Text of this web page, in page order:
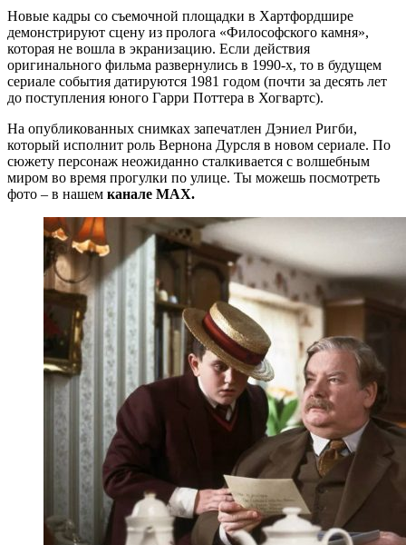
Новые кадры со съемочной площадки в Хартфордшире
демонстрируют сцену из пролога «Философского камня»,
которая не вошла в экранизацию. Если действия
оригинального фильма развернулись в 1990-х, то в будущем
сериале события датируются 1981 годом (почти за десять лет
до поступления юного Гарри Поттера в Хогвартс).
На опубликованных снимках запечатлен Дэниел Ригби,
который исполнит роль Вернона Дурсля в новом сериале. По
сюжету персонаж неожиданно сталкивается с волшебным
миром во время прогулки по улице. Ты можешь посмотреть
фото – в нашем канале MAX.